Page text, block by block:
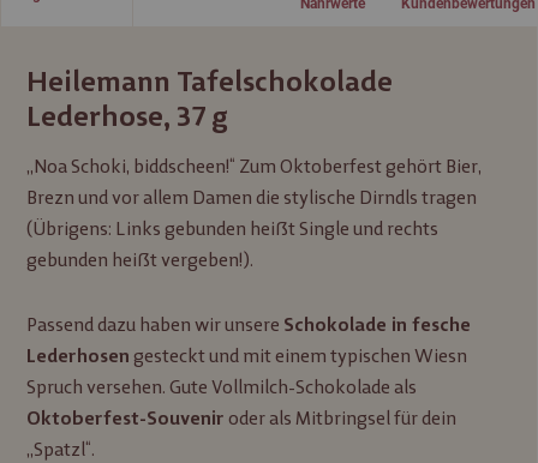
Heilemann Tafelschokolade
Lederhose, 37 g
„Noa Schoki, biddscheen!“ Zum Oktoberfest gehört Bier,
Brezn und vor allem Damen die stylische Dirndls tragen
(Übrigens: Links gebunden heißt Single und rechts
gebunden heißt vergeben!).
Passend dazu haben wir unsere Schokolade in fesche
Lederhosen gesteckt und mit einem typischen Wiesn
Spruch versehen. Gute Vollmilch-Schokolade als
Oktoberfest-Souvenir oder als Mitbringsel für dein
„Spatzl“.
Nährwerte
Kundenbewertungen